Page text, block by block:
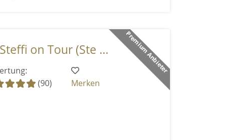
Premium Anbieter
on Tour (Ste ...
(90)
Merken